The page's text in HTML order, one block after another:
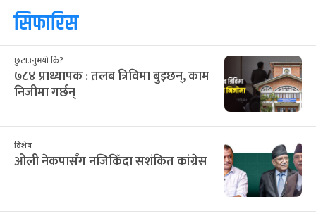
सिफारिस
छुटाउनुभयो कि?
७८४ प्राध्यापक : तलब त्रिविमा बुझ्छन्, काम
निजीमा गर्छन्
विशेष
ओली नेकपासँग नजिकिँदा सशंकित कांग्रेस